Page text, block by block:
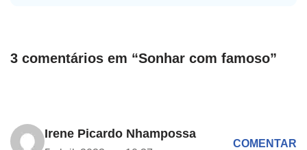
3 comentários em “Sonhar com famoso”
Irene Picardo Nhampossa
COMENTAR